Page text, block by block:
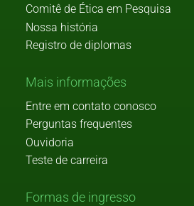
Comitê de Ética em Pesquisa
Nossa história
Registro de diplomas
Mais informações
Entre em contato conosco
Perguntas frequentes
Ouvidoria
Teste de carreira
Formas de ingresso